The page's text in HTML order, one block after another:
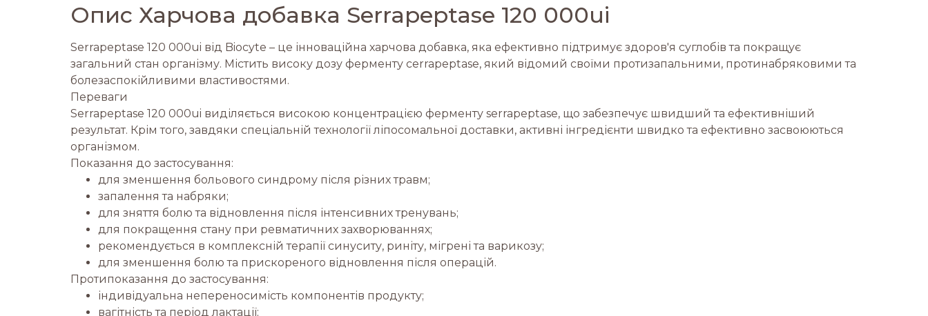
Опис Харчова добавка Serrapeptase 120 000ui
Serrapeptase 120 000ui від Biocyte – це інноваційна харчова добавка, яка ефективно підтримує здоров'я суглобів та покращує
загальний стан організму. Містить високу дозу ферменту сerrapeptase, який відомий своїми протизапальними, протинабряковими та
болезаспокійливими властивостями.
Переваги
Serrapeptase 120 000ui виділяється високою концентрацією ферменту serrapeptase, що забезпечує швидший та ефективніший
результат. Крім того, завдяки спеціальній технології ліпосомальної доставки, активні інгредієнти швидко та ефективно засвоюються
організмом.
Показання до застосування:
для зменшення больового синдрому після різних травм;
запалення та набряки;
для зняття болю та відновлення після інтенсивних тренувань;
для покращення стану при ревматичних захворюваннях;
рекомендується в комплексній терапії синуситу, риніту, мігрені та варикозу;
для зменшення болю та прискореного відновлення після операцій.
Протипоказання до застосування:
індивідуальна непереносимість компонентів продукту;
вагітність та період лактації;